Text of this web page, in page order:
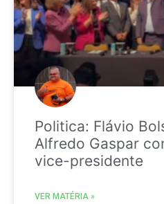
Politica: Flávio
Alfredo Gaspar
vice-presidente
VER MATÉRIA »